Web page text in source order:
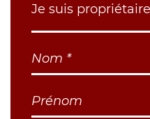
Je suis propriétaire